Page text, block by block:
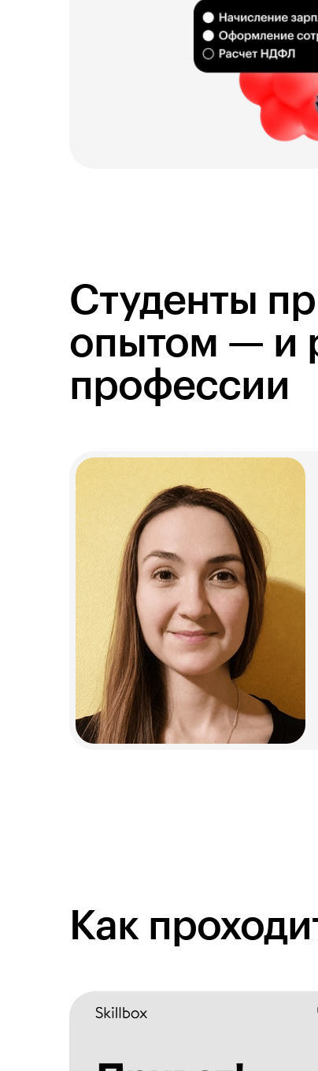
Студенты
опытом — и
профессии
Как